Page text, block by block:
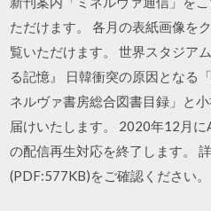
ただけます。 各月の表紙画像を
覧いただけます。 世界スタジア
る記憶』 日韓衝突の原因となる
ネルヴァ書房総合図書目録」と
届けいたします。 2020年12月
の配信再生対応を終了します。
(PDF:577KB)をご確認ください